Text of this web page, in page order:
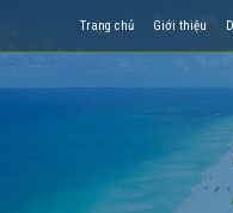
Trang chủ Giới thiệu